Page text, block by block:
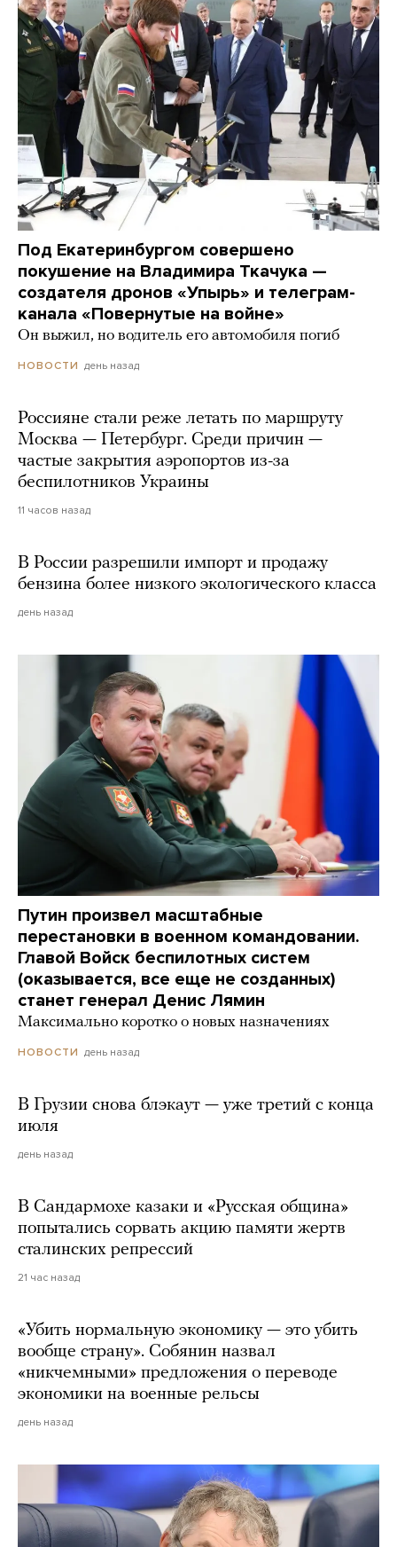
Под Екатеринбургом совершено
покушение на Владимира Ткачука —
создателя дронов «Упырь» и телеграм-
канала «Повернутые на войне»
Он выжил, но водитель его автомобиля погиб
НОВОСТИ день назад
Россияне стали реже летать по маршруту
Москва — Петербург. Среди причин —
частые закрытия аэропортов из-за
беспилотников Украины
11 часов назад
В России разрешили импорт и продажу
бензина более низкого экологического класса
день назад
Путин произвел масштабные
перестановки в военном командовании.
Главой Войск беспилотных систем
(оказывается, все еще не созданных)
станет генерал Денис Лямин
Максимально коротко о новых назначениях
НОВОСТИ день назад
В Грузии снова блэкаут — уже третий с конца
июля
день назад
В Сандармохе казаки и «Русская община»
попытались сорвать акцию памяти жертв
сталинских репрессий
21 час назад
«Убить нормальную экономику — это убить
вообще страну». Собянин назвал
«никчемными» предложения о переводе
экономики на военные рельсы
день назад